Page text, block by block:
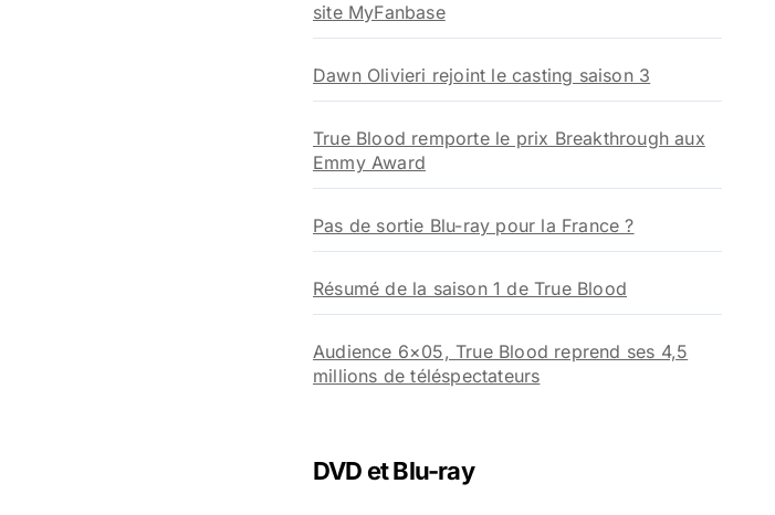
site MyFanbase
Dawn Olivieri rejoint le casting saison 3
True Blood remporte le prix Breakthrough aux
Emmy Award
Pas de sortie Blu-ray pour la France ?
Résumé de la saison 1 de True Blood
Audience 6×05, True Blood reprend ses 4,5
millions de téléspectateurs
DVD et Blu-ray